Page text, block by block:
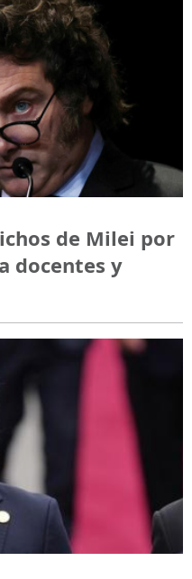
de Milei por
docentes y